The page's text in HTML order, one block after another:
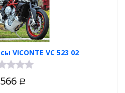
VICONTE VC 523 02
566 Р